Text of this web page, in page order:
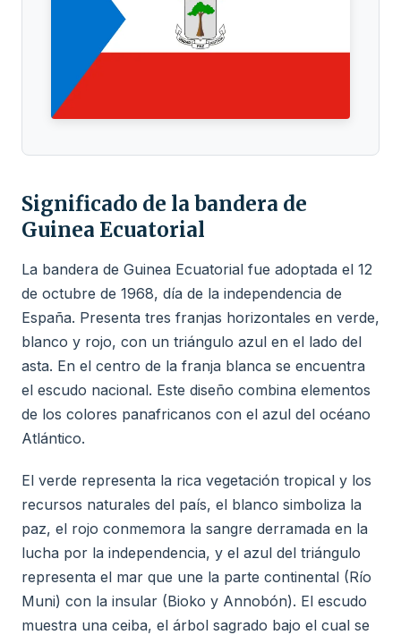
Significado de la bandera de
Guinea Ecuatorial
La bandera de Guinea Ecuatorial fue adoptada el 12
de octubre de 1968, día de la independencia de
España. Presenta tres franjas horizontales en verde,
blanco y rojo, con un triángulo azul en el lado del
asta. En el centro de la franja blanca se encuentra
el escudo nacional. Este diseño combina elementos
de los colores panafricanos con el azul del océano
Atlántico.
El verde representa la rica vegetación tropical y los
recursos naturales del país, el blanco simboliza la
paz, el rojo conmemora la sangre derramada en la
lucha por la independencia, y el azul del triángulo
representa el mar que une la parte continental (Río
Muni) con la insular (Bioko y Annobón). El escudo
muestra una ceiba, el árbol sagrado bajo el cual se